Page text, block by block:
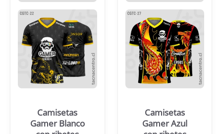
Camisetas
Gamer Blanco
Camisetas
Gamer Azul